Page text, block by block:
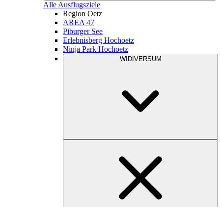
Alle Ausflugsziele
Region Oetz
AREA 47
Piburger See
Erlebnisberg Hochoetz
Ninja Park Hochoetz
WIDIVERSUM